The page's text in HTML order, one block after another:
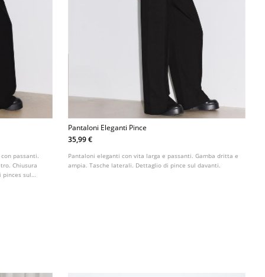
passanti.
Chiusura
pinces sul
Pantaloni Eleganti Pince
35,99 €
Pantaloni eleganti con vita larga e passanti. Gamba dritta e
ampia. Tasche laterali. Dettaglio di pince sul davanti.